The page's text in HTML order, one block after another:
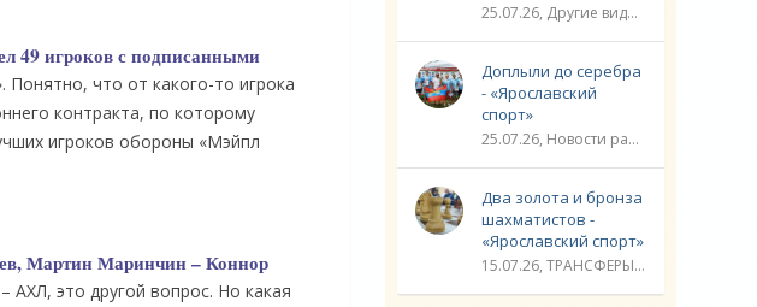
49 игроков с подписанными
что от какого-то игрока
контракта, по которому
игроков обороны «Мэйпл
Мартин Маринчин – Коннор
АХЛ, это другой вопрос. Но какая
25.07.26, Другие виды спорта / Стрельба / Плавание / ЛИГА ЧЕМПИОНОВ / Спорт / Видео новости
Доплыли до серебра
- «Ярославский
спорт»
25.07.26, Новости разное / Гребля / Многоборье / Плавание / Другие виды спорта / Водные виды спорта / Видео новости / Спорт
Два золота и бронза
шахматистов -
«Ярославский спорт»
15.07.26, ТРАНСФЕРЫ / Новости разное / Другие виды спорта / Видео новости / Спорт